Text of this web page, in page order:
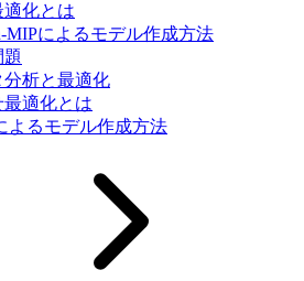
化とは
MIPによるモデル作成方法
分析と最適化
最適化とは
よるモデル作成方法